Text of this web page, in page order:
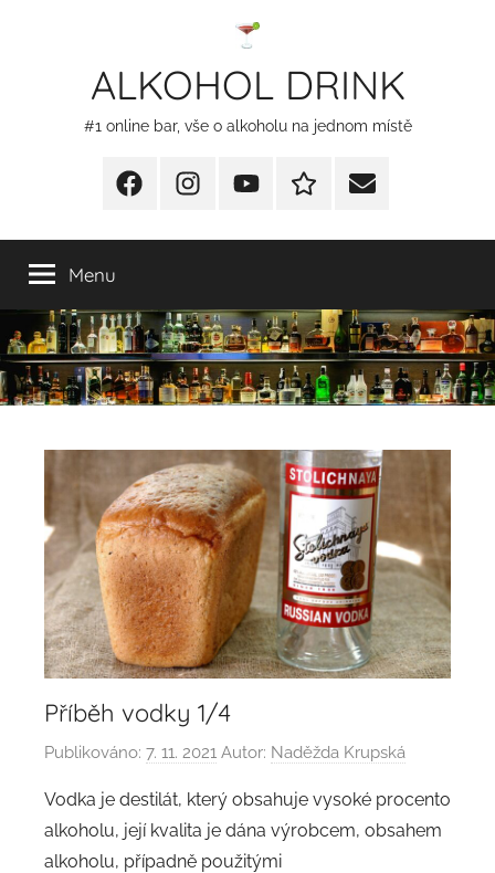
ALKOHOL DRINK
#1 online bar, vše o alkoholu na jednom místě
FacebookInstagram
YT
Redakční
E-
Menu
Příběh vodky 1/4
Publikováno: 7. 11. 2021 Autor: Naděžda Krupská
Vodka je destilát, který obsahuje vysoké procento
alkoholu, její kvalita je dána výrobcem, obsahem
alkoholu, případně použitými